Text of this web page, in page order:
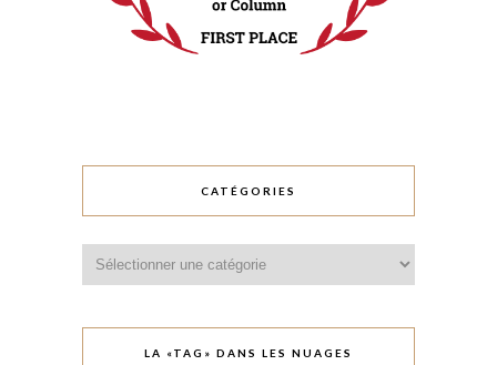
CATÉGORIES
LA «TAG» DANS LES NUAGES